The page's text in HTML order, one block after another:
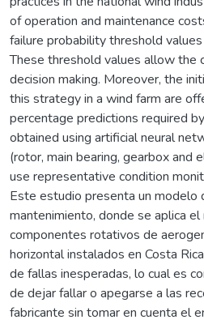
of operation and maintenance
failure probability threshold
These threshold values allow the
decision making. Moreover, the
this strategy in a wind farm are
percentage predictions required
obtained using artificial neural
(rotor, main bearing, gearbox and
use representative condition
Este estudio presenta un modelo
mantenimiento, donde se aplica
componentes rotativos de
horizontal instalados en Costa
de fallas inesperadas, lo cual es
de dejar fallar o apegarse a las
fabricante sin tomar en cuenta el